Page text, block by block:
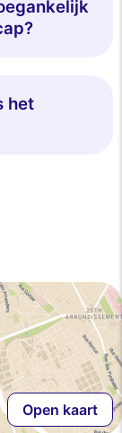
het
Open kaart